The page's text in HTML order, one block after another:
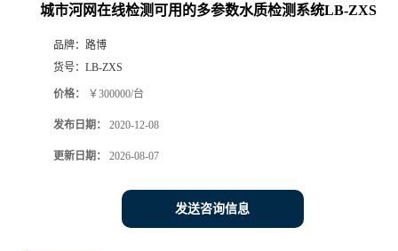
厅
城市河网在线检测可用的多参数水质检测系统LB-ZXS
品牌： 路博
货号： LB-ZXS
价格： ￥300000/台
发布日期： 2020-12-08
更新日期： 2026-08-07
发送咨询信息